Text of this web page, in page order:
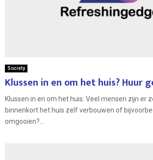
Society
Klussen in en om het huis? Huur
Klussen in en om het huis. Veel mensen zijn er
binnenkort het huis zelf verbouwen of
omgooien?...